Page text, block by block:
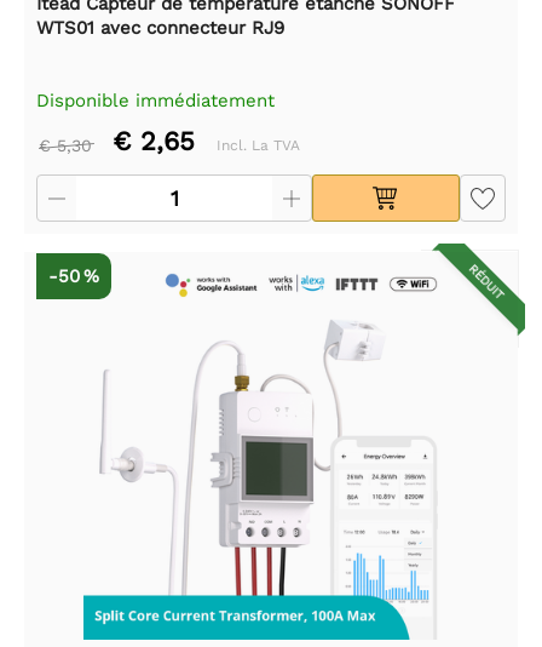
WTS01 avec connecteur RJ9
Disponible immédiatement
€ 5,30 € 2,65 Incl. La TVA
RÉDUIT
-50 %